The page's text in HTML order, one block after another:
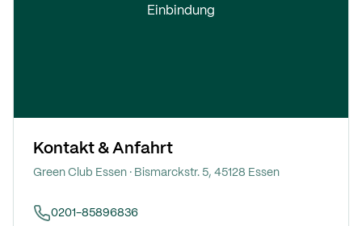
Einbindung
Kontakt & Anfahrt
Green Club Essen · Bismarckstr. 5, 45128 Essen
0201-85896836